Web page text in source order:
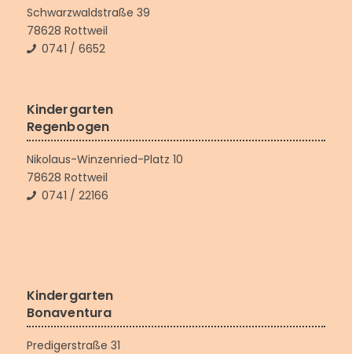
Schwarzwaldstraße 39
78628 Rottweil
0741 / 6652
Kindergarten
Regenbogen
Nikolaus-Winzenried-Platz 10
78628 Rottweil
0741 / 22166
Kindergarten
Bonaventura
Predigerstraße 31